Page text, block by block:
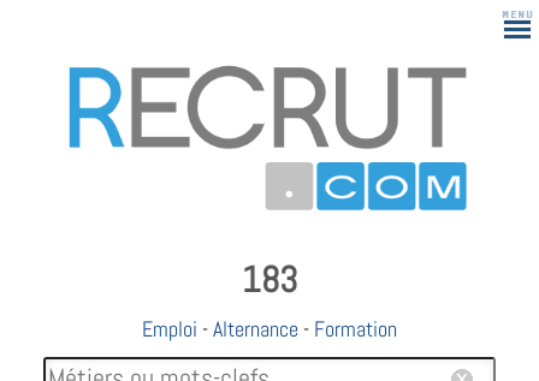
183
Emploi -Alternance - Formation